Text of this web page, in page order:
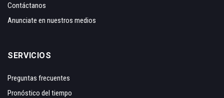
Contáctanos
Anunciate en nuestros medios
SERVICIOS
Preguntas frecuentes
Pronóstico del tiempo